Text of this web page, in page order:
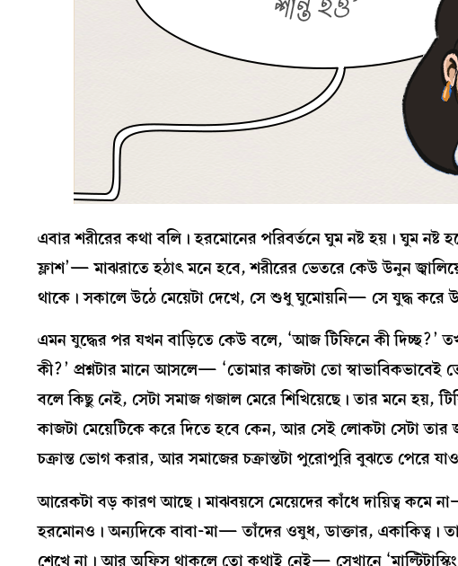
এবার শরীরের কথা বলি। হরমোনের পরিবর্তনে ঘুম নষ্ট হয়। ঘুম
ফ্লাশ’— মাঝরাতে হঠাৎ মনে হবে, শরীরের ভেতরে কেউ উনুন
থাকে। সকালে উঠে মেয়েটা দেখে, সে শুধু ঘুমোয়নি— সে যুদ্ধ করে
এমন যুদ্ধের পর যখন বাড়িতে কেউ বলে, ‘আজ টিফিনে কী দিচ্ছ?’
কী?’ প্রশ্নটার মানে আসলে— ‘তোমার কাজটা তো
বলে কিছু নেই, সেটা সমাজ গজাল মেরে শিখিয়েছে। তার মনে হয়,
কাজটা মেয়েটিকে করে দিতে হবে কেন, আর সেই লোকটা সেটা
চক্রান্ত ভোগ করার, আর সমাজের চক্রান্তটা পুরোপুরি বুঝতে পেরে
আরেকটা বড় কারণ আছে। মাঝবয়সে মেয়েদের কাঁধে দায়িত্ব কমে
হরমোনও। অন্যদিকে বাবা-মা— তাঁদের ওষুধ, ডাক্তার,